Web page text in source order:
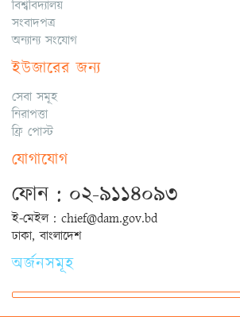
বিশ্ববিদ্যালয়
সংবাদপত্র
অন্যান্য সংযোগ
ইউজারের জন্য
সেবা সমূহ
নিরাপত্তা
ফ্রি পোস্ট
যোগাযোগ
ফোন : ০২-৯১১৪০৯৩
ই-মেইল : chief@dam.gov.bd
ঢাকা, বাংলাদেশ
অর্জনসমূহ